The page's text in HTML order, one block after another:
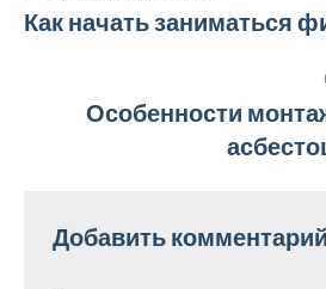
Навигация
записям
Как начать заниматься
Особенности
Добавить комментарий